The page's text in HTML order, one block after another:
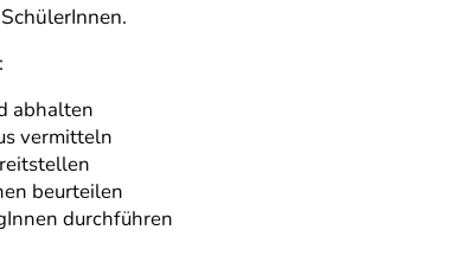
abhalten
vermitteln
beurteilen
durchführen